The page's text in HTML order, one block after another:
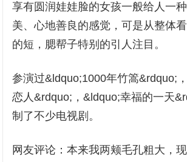
享有圆润娃娃脸的女孩一般给人一
美、心地善良的感觉，可是从整体
的短，腮帮子特别的引人注目。
参演过&ldquo;1000年竹篙&rdquo;
恋人&rdquo;，&ldquo;幸福的一天
制了不少电视剧。
网友评论：本来我两颊毛孔粗大，